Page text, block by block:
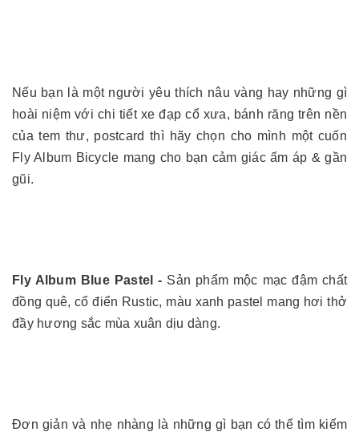
Nếu bạn là một người yêu thích nâu vàng hay những gì
hoài niệm với chi tiết xe đạp cổ xưa, bánh răng trên nền
của tem thư, postcard thì hãy chọn cho mình một cuốn
Fly Album Bicycle mang cho bạn cảm giác ấm áp & gần
gũi.
Fly Album Blue Pastel - Sản phẩm mộc mạc đậm chất
đồng quê, cổ điển Rustic, màu xanh pastel mang hơi thở
đầy hương sắc mùa xuân dịu dàng.
Đơn giản và nhẹ nhàng là những gì bạn có thể tìm kiếm